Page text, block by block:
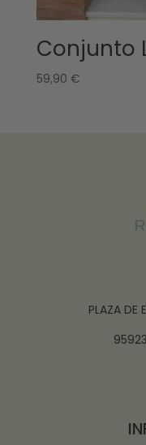
Conjunto
59,90 €
PLAZA DE